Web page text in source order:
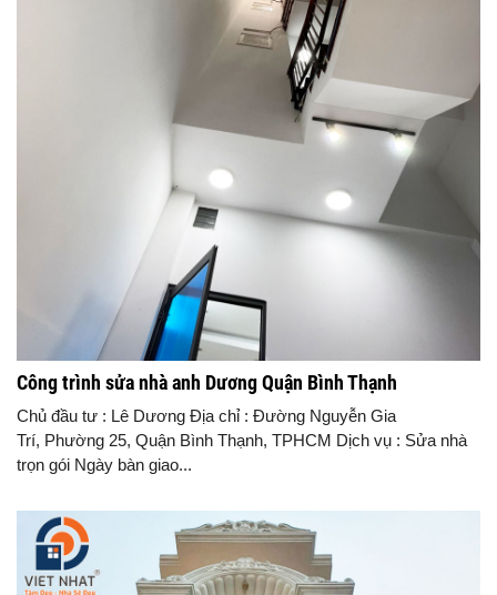
Công trình sửa nhà anh Dương Quận Bình Thạnh
Chủ đầu tư : Lê Dương Địa chỉ : Đường Nguyễn Gia
Trí, Phường 25, Quận Bình Thạnh, TPHCM Dịch vụ : Sửa nhà
trọn gói Ngày bàn giao...